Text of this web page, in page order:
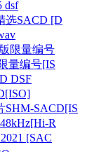
dsf
选SACD [D
限量编号
量编号[IS
DSF
SHM-SACD[IS
R
[SAC